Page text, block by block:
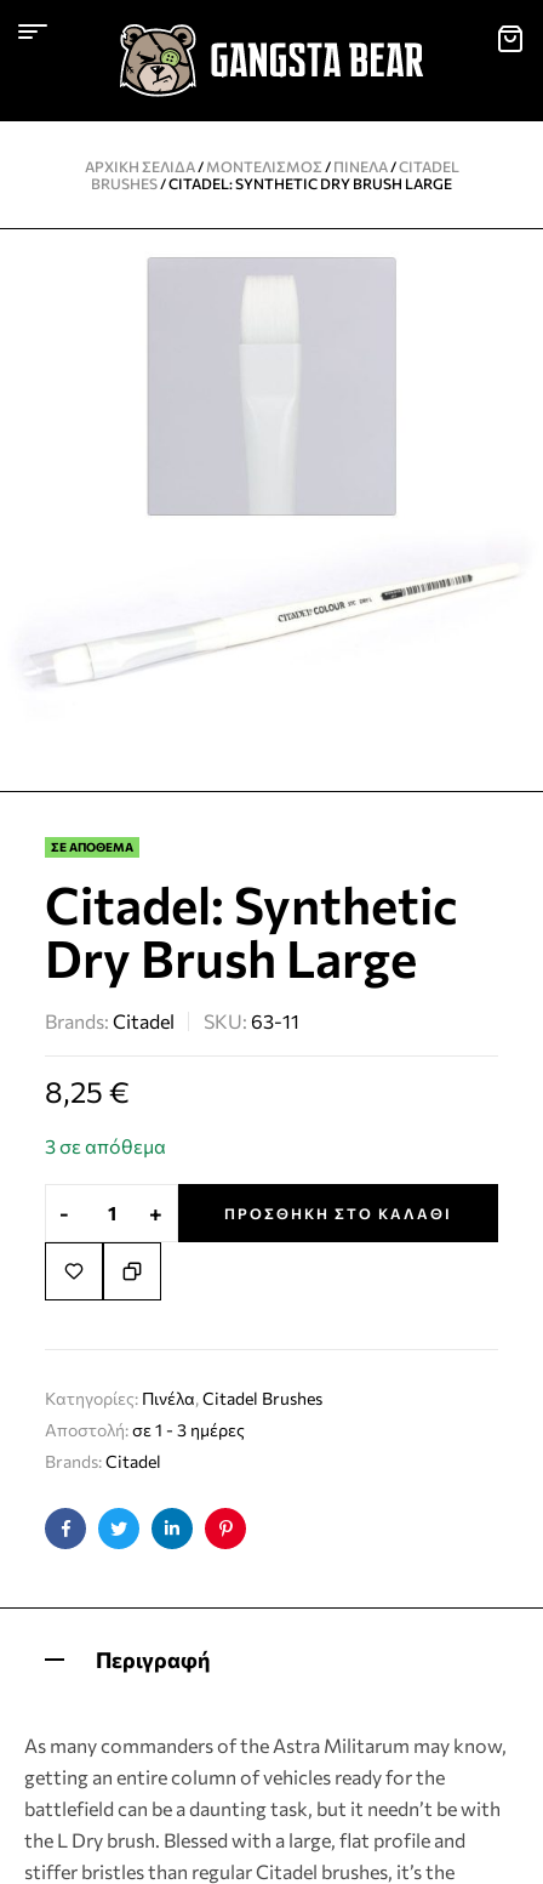
ΑΡΧΙΚΉ ΣΕΛΊΔΑ/ ΜΟΝΤΕΛΙΣΜΌΣ / ΠΙΝΈΛΑ/CITADEL
BRUSHES/ CITADEL: SYNTHETIC DRY BRUSH LARGE
ΣΕ ΑΠΟΘΕΜΑ
Citadel: Synthetic
Dry Brush Large
Brands:Citadel SKU:63-11
8,25€
3 σε απόθεμα
- + ΠΡΟΣΘΉΚΗ ΣΤΟ ΚΑΛΆΘΙ
Κατηγορίες: Πινέλα,Citadel Brushes
Αποστολή:σε 1 - 3 ημέρες
Brands:Citadel
FacebookTwitterLinkedinPinterest
Περιγραφή
As many commanders of the Astra Militarum may know,
getting an entire column of vehicles ready for the
battlefield can be a daunting task, but it needn’t be with
the L Dry brush. Blessed with a large, flat profile and
stiffer bristles than regular Citadel brushes, it’s the